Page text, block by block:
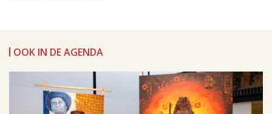
OOK IN DE AGENDA